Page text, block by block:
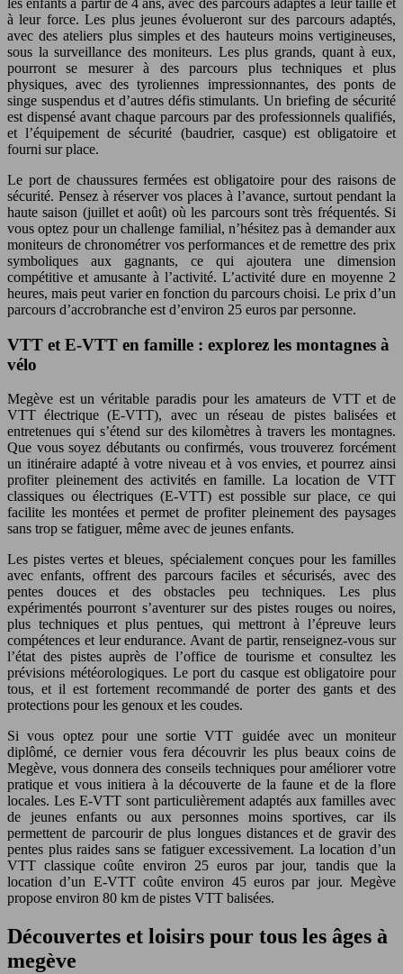
les enfants à partir de 4 ans, avec des parcours adaptés à leur taille et
à leur force. Les plus jeunes évolueront sur des parcours adaptés,
avec des ateliers plus simples et des hauteurs moins vertigineuses,
sous la surveillance des moniteurs. Les plus grands, quant à eux,
pourront se mesurer à des parcours plus techniques et plus
physiques, avec des tyroliennes impressionnantes, des ponts de
singe suspendus et d’autres défis stimulants. Un briefing de sécurité
est dispensé avant chaque parcours par des professionnels qualifiés,
et l’équipement de sécurité (baudrier, casque) est obligatoire et
fourni sur place.
Le port de chaussures fermées est obligatoire pour des raisons de
sécurité. Pensez à réserver vos places à l’avance, surtout pendant la
haute saison (juillet et août) où les parcours sont très fréquentés. Si
vous optez pour un challenge familial, n’hésitez pas à demander aux
moniteurs de chronométrer vos performances et de remettre des prix
symboliques aux gagnants, ce qui ajoutera une dimension
compétitive et amusante à l’activité. L’activité dure en moyenne 2
heures, mais peut varier en fonction du parcours choisi. Le prix d’un
parcours d’accrobranche est d’environ 25 euros par personne.
VTT et E-VTT en famille : explorez les montagnes à
vélo
Megève est un véritable paradis pour les amateurs de VTT et de
VTT électrique (E-VTT), avec un réseau de pistes balisées et
entretenues qui s’étend sur des kilomètres à travers les montagnes.
Que vous soyez débutants ou confirmés, vous trouverez forcément
un itinéraire adapté à votre niveau et à vos envies, et pourrez ainsi
profiter pleinement des activités en famille. La location de VTT
classiques ou électriques (E-VTT) est possible sur place, ce qui
facilite les montées et permet de profiter pleinement des paysages
sans trop se fatiguer, même avec de jeunes enfants.
Les pistes vertes et bleues, spécialement conçues pour les familles
avec enfants, offrent des parcours faciles et sécurisés, avec des
pentes douces et des obstacles peu techniques. Les plus
expérimentés pourront s’aventurer sur des pistes rouges ou noires,
plus techniques et plus pentues, qui mettront à l’épreuve leurs
compétences et leur endurance. Avant de partir, renseignez-vous sur
l’état des pistes auprès de l’office de tourisme et consultez les
prévisions météorologiques. Le port du casque est obligatoire pour
tous, et il est fortement recommandé de porter des gants et des
protections pour les genoux et les coudes.
Si vous optez pour une sortie VTT guidée avec un moniteur
diplômé, ce dernier vous fera découvrir les plus beaux coins de
Megève, vous donnera des conseils techniques pour améliorer votre
pratique et vous initiera à la découverte de la faune et de la flore
locales. Les E-VTT sont particulièrement adaptés aux familles avec
de jeunes enfants ou aux personnes moins sportives, car ils
permettent de parcourir de plus longues distances et de gravir des
pentes plus raides sans se fatiguer excessivement. La location d’un
VTT classique coûte environ 25 euros par jour, tandis que la
location d’un E-VTT coûte environ 45 euros par jour. Megève
propose environ 80 km de pistes VTT balisées.
Découvertes et loisirs pour tous les âges à
megève